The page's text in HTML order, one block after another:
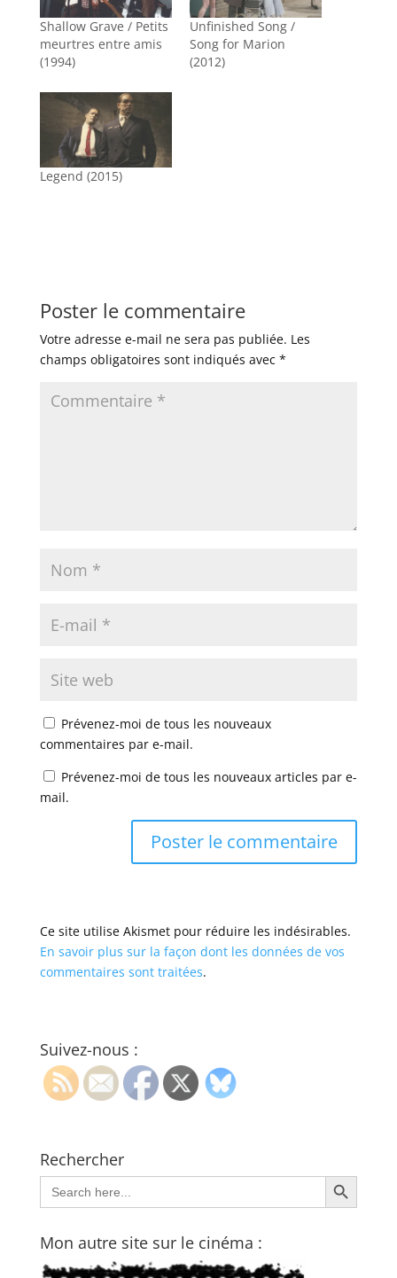
Shallow Grave / Petits
meurtres entre amis
(1994)
Unfinished Song /
Song for Marion
(2012)
Legend (2015)
Poster le commentaire
Votre adresse e-mail ne sera pas publiée. Les
champs obligatoires sont indiqués avec *
Prévenez-moi de tous les nouveaux
commentaires par e-mail.
Prévenez-moi de tous les nouveaux articles par e-
mail.
Ce site utilise Akismet pour réduire les indésirables.
En savoir plus sur la façon dont les données de vos
commentaires sont traitées.
Suivez-nous :
Rechercher
Search
for:
Search Button
Mon autre site sur le cinéma :